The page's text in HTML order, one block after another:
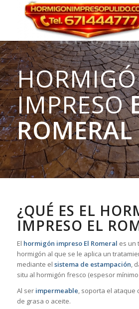
IMPRESO
ROMERAL
¿QUÉ ES EL
IMPRESO EL
El hormigón impreso El Romeral es un
hormigón al que se le aplica un
mediante el sistema de estampación,
situ al hormigón fresco (espesor mínimo
Al ser impermeable, soporta el ataque
de grasa o aceite.